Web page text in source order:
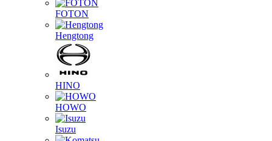
FOTON
Hengtong
HINO
HOWO
Isuzu